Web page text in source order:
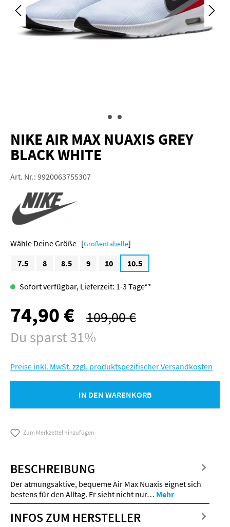
NIKE AIR MAX NUAXIS GREY
BLACK WHITE
Art. Nr.: 9920063755307
Größe [Größentabelle]
7.5
8 8.5 9 10 10.5
Sofort verfügbar, Lieferzeit: 1-3 Tage**
Verkaufspreis:
74,90 € Regulärer Preis:
109,00 €
Du sparst 31%
Preise inkl. MwSt. zzgl. produktspezifischer Versandkosten
IN DEN WARENKORB
Zum Merkzettel hinzufügen
BESCHREIBUNG
Der atmungsaktive, bequeme Air Max Nuaxis eignet sich
bestens für den Alltag. Er sieht nicht nur… Mehr
INFOS ZUM HERSTELLER